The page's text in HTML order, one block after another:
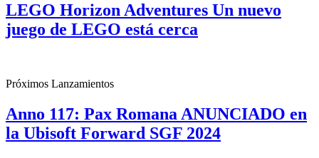
LEGO Horizon Adventures Un nuevo
juego de LEGO está cerca
Próximos Lanzamientos
Anno 117: Pax Romana ANUNCIADO en
la Ubisoft Forward SGF 2024